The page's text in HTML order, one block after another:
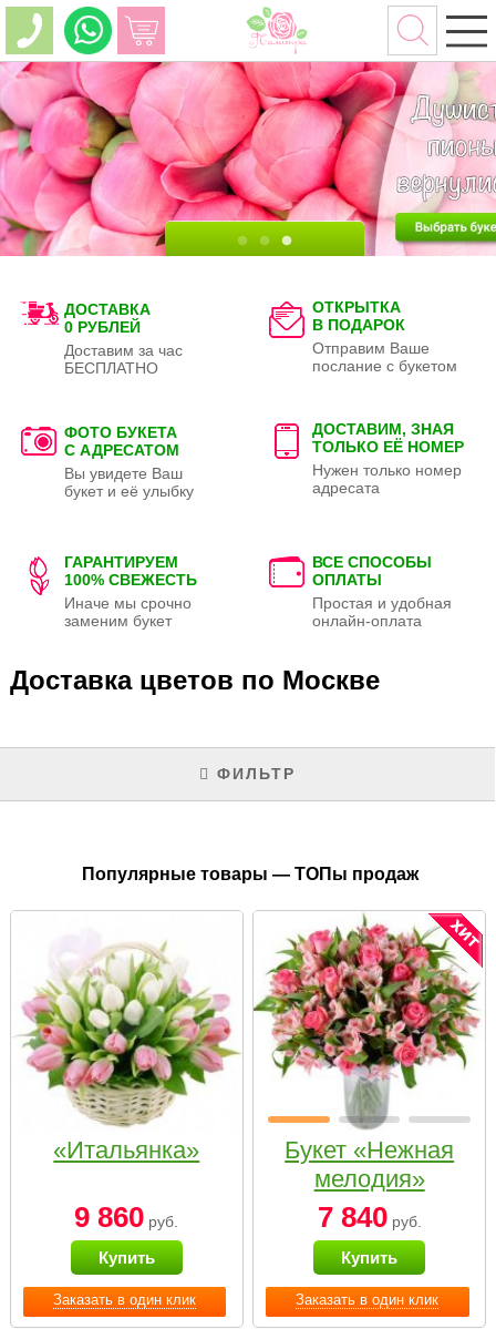
ДОСТАВКА
0 РУБЛЕЙ
Доставим за час
БЕСПЛАТНО
ОТКРЫТКА
В ПОДАРОК
Отправим Ваше
послание с букетом
ФОТО БУКЕТА
С АДРЕСАТОМ
Вы увидете Ваш
букет и её улыбку
ДОСТАВИМ, ЗНАЯ
ТОЛЬКО ЕЁ НОМЕР
Нужен только номер
адресата
ГАРАНТИРУЕМ
100% СВЕЖЕСТЬ
Иначе мы срочно
заменим букет
ВСЕ СПОСОБЫ
ОПЛАТЫ
Простая и удобная
онлайн-оплата
Доставка цветов по Москве
ФИЛЬТР
Популярные товары — ТОПы продаж
Заказать в один клик
«Итальянка»
9 860 руб.
Купить
Заказать в один клик
Букет «Нежная
мелодия»
7 840руб.
Купить